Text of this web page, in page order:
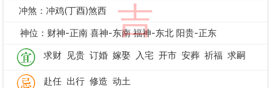
吉
冲煞：冲鸡(丁酉)煞西
神位：财神-正南 喜神-东南 福神-东北 阳贵-正东
求财 见贵 订婚 嫁娶 入宅 开市 安葬 祈福 求嗣
赴任 出行 修造 动土